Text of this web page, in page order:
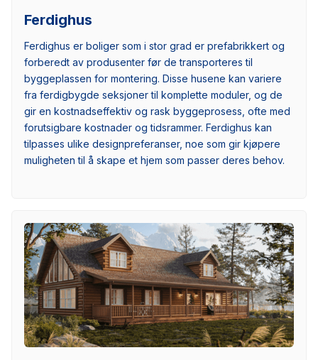
Ferdighus
Ferdighus er boliger som i stor grad er prefabrikkert og
forberedt av produsenter før de transporteres til
byggeplassen for montering. Disse husene kan variere
fra ferdigbygde seksjoner til komplette moduler, og de
gir en kostnadseffektiv og rask byggeprosess, ofte med
forutsigbare kostnader og tidsrammer. Ferdighus kan
tilpasses ulike designpreferanser, noe som gir kjøpere
muligheten til å skape et hjem som passer deres behov.